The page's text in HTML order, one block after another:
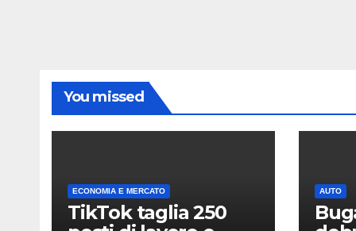
You missed
ECONOMIA E MERCATO
TikTok taglia 250
AUTO